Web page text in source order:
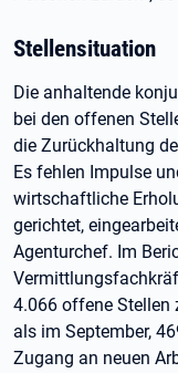
Stellensituation
Die anhaltende
bei den offenen
die Zurückhaltung
Es fehlen Impulse
wirtschaftliche
gerichtet,
Agenturchef. Im
4.066 offene Stellen
als im September,
Zugang an neuen